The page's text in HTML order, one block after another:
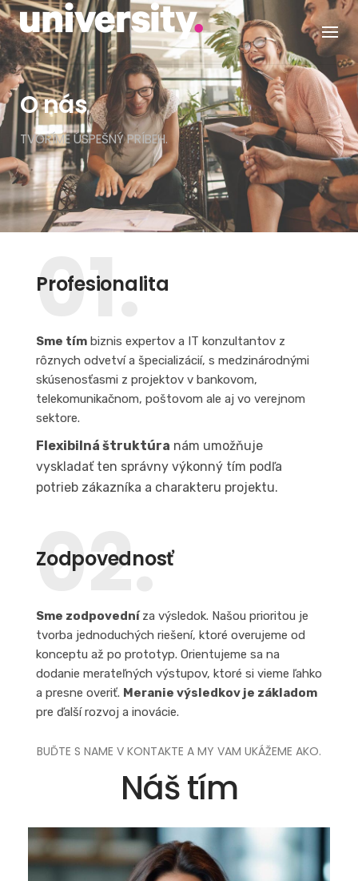
Skip
to
content
O nás
TVORÍME ÚSPEŠNÝ PRÍBEH.
01.
Profesionalita
Sme tím biznis expertov a IT konzultantov z
rôznych odvetví a špecializácií, s medzinárodnými
skúsenosťasmi z projektov v bankovom,
telekomunikačnom, poštovom ale aj vo verejnom
sektore.
Flexibilná štruktúra nám umožňuje
vyskladať ten správny výkonný tím podľa
potrieb zákazníka a charakteru projektu.
02.
Zodpovednosť
Sme zodpovedníza výsledok. Našou prioritou je
tvorba jednoduchých riešení, ktoré overujeme od
konceptu až po prototyp. Orientujeme sa na
dodanie merateľných výstupov, ktoré si vieme ľahko
a presne overiť. Meranie výsledkov je základom
pre ďalší rozvoj a inovácie.
BUĎTE S NAME V KONTAKTE A MY VAM UKÁŽEME AKO.
Náš tím